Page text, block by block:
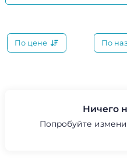
По цене По
Ничего
Попробуйте